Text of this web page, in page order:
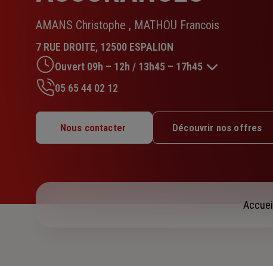
AMANS Christophe , MATHOU Francois
7 RUE DROITE, 12500 ESPALION
Ouvert 09h – 12h / 13h45 – 17h45
Mardi : 09h – 12h / 13h45 – 17h45
Mercredi : 09h – 12h
Jeudi : 09h – 12h / 13h45 – 17h45
05 65 44 02 12
Nous contacter Découvrir nos offres
Accueil